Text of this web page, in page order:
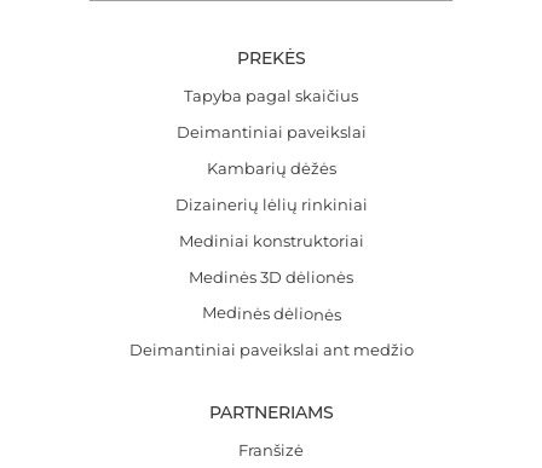
Franšizė
PARTNERIAMS
Mediniai konstruktoriai
Dizainerių lėlių rinkiniai
Kambarių dėžės
Medinės 3D dėlionės
Deimantiniai paveikslai
Tapyba pagal skaičius
PREKĖS
Medinės dėlionės
Deimantiniai paveikslai ant medžio